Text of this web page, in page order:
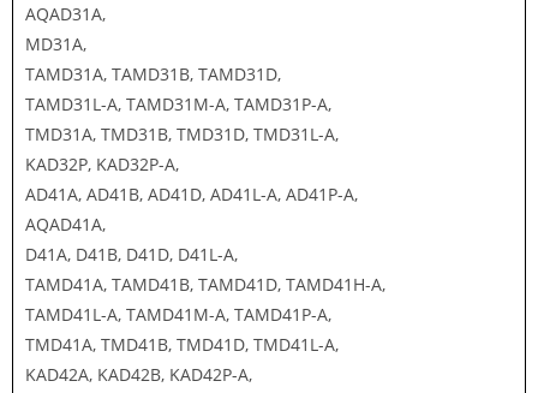
AQAD31A,
MD31A,
TAMD31A, TAMD31B, TAMD31D,
TAMD31L-A, TAMD31M-A, TAMD31P-A,
TMD31A, TMD31B, TMD31D, TMD31L-A,
KAD32P, KAD32P-A,
AD41A, AD41B, AD41D, AD41L-A, AD41P-A,
AQAD41A,
D41A, D41B, D41D, D41L-A,
TAMD41A, TAMD41B, TAMD41D, TAMD41H-A,
TAMD41L-A, TAMD41M-A, TAMD41P-A,
TMD41A, TMD41B, TMD41D, TMD41L-A,
KAD42A, KAD42B, KAD42P-A,